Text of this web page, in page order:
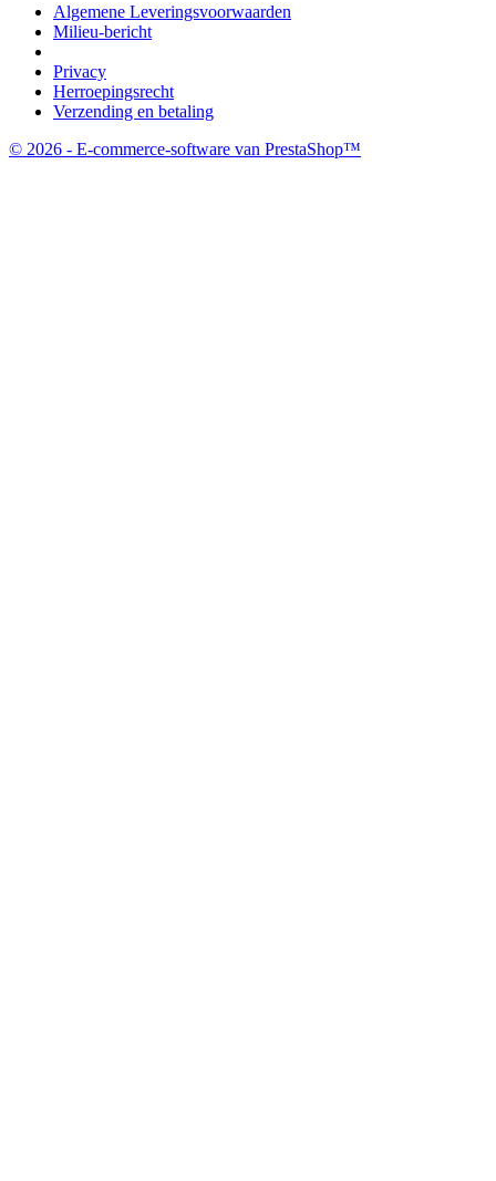
Algemene Leveringsvoorwaarden
Milieu-bericht
Privacy
Herroepingsrecht
Verzending en betaling
© 2026 - E-commerce-software van PrestaShop™